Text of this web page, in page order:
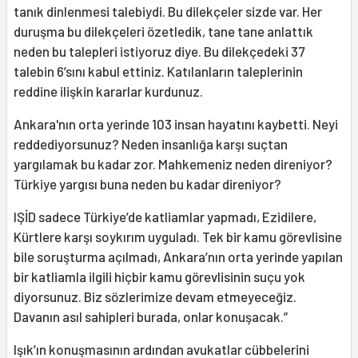
tanık dinlenmesi talebiydi. Bu dilekçeler sizde var. Her
duruşma bu dilekçeleri özetledik, tane tane anlattık
neden bu talepleri istiyoruz diye. Bu dilekçedeki 37
talebin 6’sını kabul ettiniz. Katılanların taleplerinin
reddine ilişkin kararlar kurdunuz.
Ankara'nın orta yerinde 103 insan hayatını kaybetti. Neyi
reddediyorsunuz? Neden insanlığa karşı suçtan
yargılamak bu kadar zor. Mahkemeniz neden direniyor?
Türkiye yargısı buna neden bu kadar direniyor?
IŞİD sadece Türkiye’de katliamlar yapmadı, Ezidilere,
Kürtlere karşı soykırım uyguladı. Tek bir kamu görevlisine
bile soruşturma açılmadı, Ankara’nın orta yerinde yapılan
bir katliamla ilgili hiçbir kamu görevlisinin suçu yok
diyorsunuz. Biz sözlerimize devam etmeyeceğiz.
Davanın asıl sahipleri burada, onlar konuşacak.”
Işık’ın konuşmasının ardından avukatlar cübbelerini